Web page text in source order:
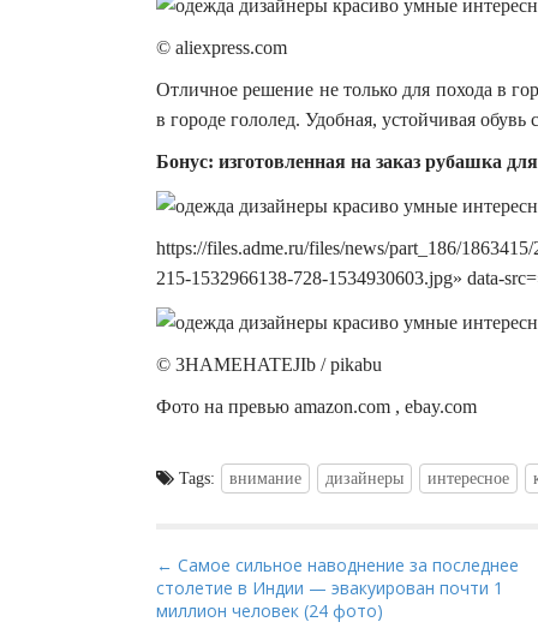
© aliexpress.com
Отличное решение не только для похода в
в городе гололед. Удобная, устойчивая
Бонус: изготовленная на заказ рубашка
https://files.adme.ru/files/news/part_186/
215-1532966138-728-1534930603.jpg» data-
© 3HAMEHATEJIb / pikabu
Фото на превью amazon.com , ebay.com
Tags: внимание дизайнеры интересное
P
o
s
← Самое сильное наводнение за последнее
столетие в Индии — эвакуирован почти 1
миллион человек (24 фото)